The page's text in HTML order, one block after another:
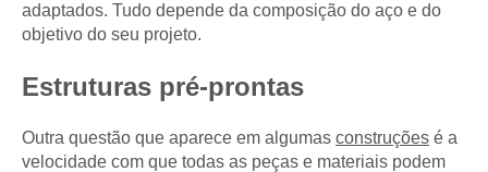
adaptados. Tudo depende da composição do aço e do
objetivo do seu projeto.
Estruturas pré-prontas
Outra questão que aparece em algumas construções é a
velocidade com que todas as peças e materiais podem